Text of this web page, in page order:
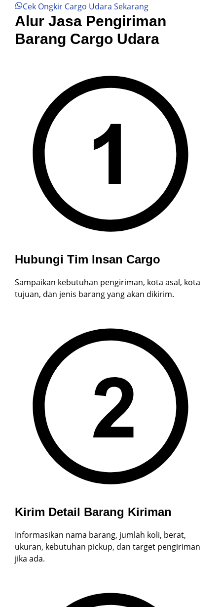
Cek Ongkir Cargo Udara Sekarang
Alur Jasa Pengiriman
Barang Cargo Udara
Hubungi Tim Insan Cargo
Sampaikan kebutuhan pengiriman, kota asal, kota
tujuan, dan jenis barang yang akan dikirim.
Kirim Detail Barang Kiriman
Informasikan nama barang, jumlah koli, berat,
ukuran, kebutuhan pickup, dan target pengiriman
jika ada.